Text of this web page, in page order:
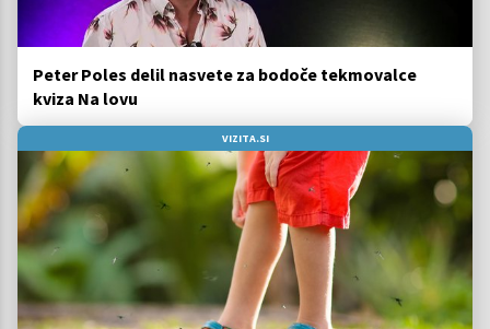
Peter Poles delil nasvete za bodoče tekmovalce
kviza Na lovu
VIZITA.SI